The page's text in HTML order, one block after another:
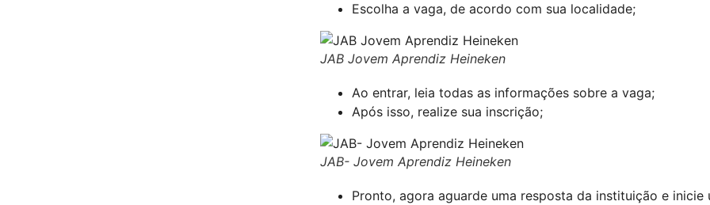
Escolha a vaga, de acordo com sua localidade;
JAB Jovem Aprendiz Heineken
Ao entrar, leia todas as informações sobre a vaga;
Após isso, realize sua inscrição;
JAB- Jovem Aprendiz Heineken
Pronto, agora aguarde uma resposta da instituição e inicie